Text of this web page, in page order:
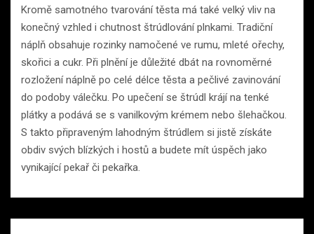
Kromě samotného tvarování těsta má také velký vliv na
konečný vzhled i chutnost štrúdlování plnkami. Tradiční
náplň obsahuje rozinky namočené ve rumu, mleté ořechy,
skořici a cukr. Při plnění je důležité dbát na rovnoměrné
rozložení náplně po celé délce těsta a pečlivé zavinování
do podoby válečku. Po upečení se štrúdl krájí na tenké
plátky a podává se s vanilkovým krémem nebo šlehačkou.
S takto připraveným lahodným štrúdlem si jistě získáte
obdiv svých blízkých i hostů a budete mít úspěch jako
vynikající pekař či pekařka.